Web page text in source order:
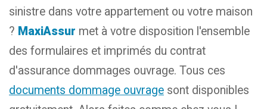
sinistre dans votre appartement ou votre maison
? MaxiAssur met à votre disposition l'ensemble
des formulaires et imprimés du contrat
d'assurance dommages ouvrage. Tous ces
documents dommage ouvrage sont disponibles